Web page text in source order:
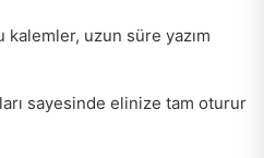
kalemler, uzun süre yazım
sayesinde elinize tam oturur